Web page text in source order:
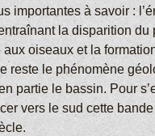
importantes à savoir :
la disparition du
oiseaux et la
reste le phénomène
partie le bassin. Pour
vers le sud cette